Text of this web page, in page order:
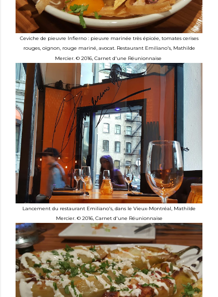
Ceviche de pieuvre Infierno : pieuvre marinée très épicée, tomates cerises
rouges, oignon, rouge mariné, avocat. Restaurant Emiliano's, Mathilde
Mercier. © 2016, Carnet d'une Réunionnaise
Lancement du restaurant Emiliano's, dans le Vieux-Montréal, Mathilde
Mercier. © 2016, Carnet d'une Réunionnaise